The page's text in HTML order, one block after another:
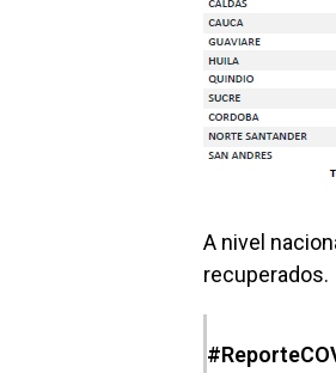
A nivel
recuperados.